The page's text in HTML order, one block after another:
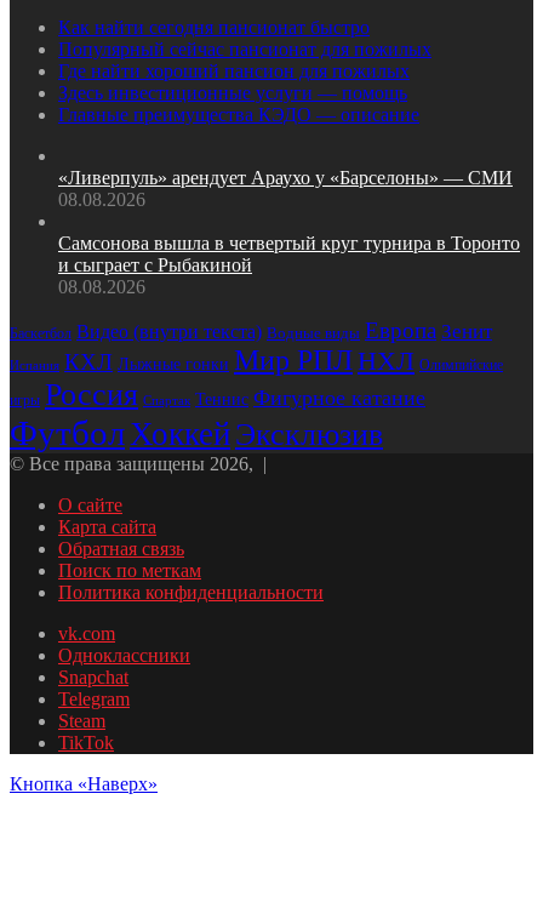
Как найти сегодня пансионат быстро
Популярный сейчас пансионат для пожилых
Где найти хороший пансион для пожилых
Здесь инвестиционные услуги — помощь
Главные преимущества КЭДО — описание
«Ливерпуль» арендует Араухо у «Барселоны» — СМИ
08.08.2026
Самсонова вышла в четвертый круг турнира в Торонто
и сыграет с Рыбакиной
08.08.2026
Баскетбол Видео (внутри текста) Водные виды Европа Зенит
Испания КХЛ Лыжные гонки Мир РПЛНХЛ Олимпийские
игры Россия Спартак Теннис Фигурное катание
ФутболХоккейЭксклюзив
© Все права защищены 2026, |
О сайте
Карта сайта
Обратная связь
Поиск по меткам
Политика конфиденциальности
vk.com
Одноклассники
Snapchat
Telegram
Steam
TikTok
Кнопка «Наверх»